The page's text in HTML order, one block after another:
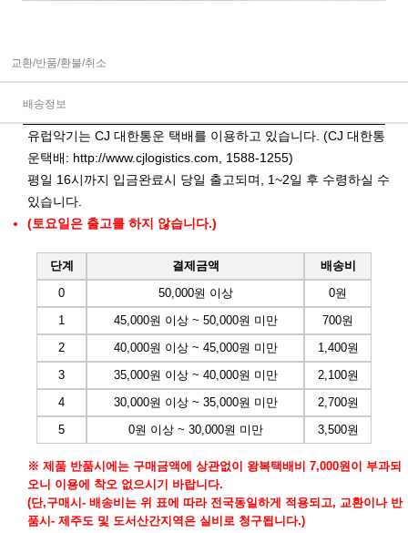
교환/반품/환불/취소
배송정보
유럽악기는 CJ 대한통운 택배를 이용하고 있습니다. (CJ 대한통
운택배: http://www.cjlogistics.com , 1588-1255)
평일 16시까지 입금완료시 당일 출고되며, 1~2일 후 수령하실 수
있습니다.
(토요일은 출고를 하지 않습니다.)
단계 결제금액
배송비
0
50,000원 이상
0원
1
45,000원 이상 ~ 50,000원 미만
700원
2
40,000원 이상 ~ 45,000원 미만
1,400원
3
35,000원 이상 ~ 40,000원 미만
2,100원
4
30,000원 이상 ~ 35,000원 미만
2,700원
5
0원 이상 ~ 30,000원 미만 3,500원
※ 제품 반품시에는 구매금액에 상관없이 왕복택배비 7,000원이 부과되
오니 이용에 착오 없으시기 바랍니다.
(단,구매시- 배송비는 위 표에 따라 전국동일하게 적용되고, 교환이나 반
품시- 제주도 및 도서산간지역은 실비로 청구됩니다.)